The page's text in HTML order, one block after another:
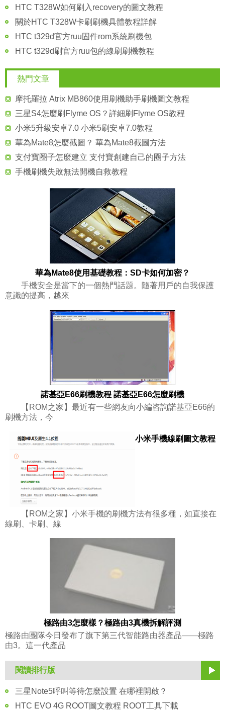
HTC T328W如何刷入recovery的圖文教程
關於HTC T328W卡刷刷機具體教程詳解
HTC t329d官方ruu固件rom系統刷機包
HTC t329d刷官方ruu包的線刷刷機教程
熱門文章
摩托羅拉 Atrix MB860使用刷機助手刷機圖文教程
三星S4怎麼刷Flyme OS？詳細刷Flyme OS教程
小米5升級安卓7.0 小米5刷安卓7.0教程
華為Mate8怎麼截圖？ 華為Mate8截圖方法
支付寶圈子怎麼建立 支付寶創建自己的圈子方法
手機刷機失敗無法開機自救教程
華為Mate8使用基礎教程：SD卡如何加密？
手機安全是當下的一個熱門話題。隨著用戶的自我保護
意識的提高，越來
諾基亞E66刷機教程 諾基亞E66怎麼刷機
【ROM之家】最近有一些網友向小編咨詢諾基亞E66的
刷機方法，今
小米手機線刷圖文教程
【ROM之家】小米手機的刷機方法有很多種，如直接在
線刷、卡刷、線
極路由3怎麼樣？極路由3真機拆解評測
極路由團隊今日發布了旗下第三代智能路由器產品——極路
由3。這一代產品
閱讀排行版
三星Note5呼叫等待怎麼設置 在哪裡開啟？
HTC EVO 4G ROOT圖文教程 ROOT工具下載